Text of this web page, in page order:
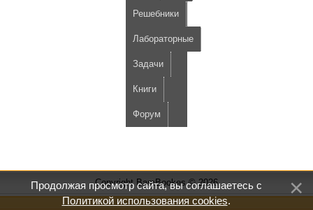
Решебники
Лабораторные
Задачи
Книги
Форум
Copyright BamBookes © 2026
Продолжая просмотр сайта, вы соглашаетесь с
Политикой использования cookies.